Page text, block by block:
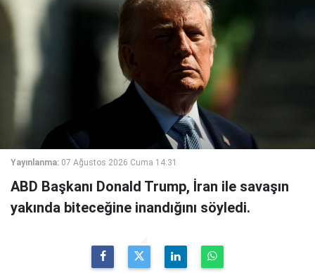
Yayınlanma: 07 Ağustos 2026 Cuma 14:31
ABD Başkanı Donald Trump, İran ile savaşın
yakında biteceğine inandığını söyledi.